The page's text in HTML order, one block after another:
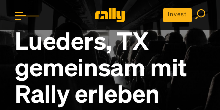
Invest
Lueders, TX
gemeinsam mit
Rally erleben